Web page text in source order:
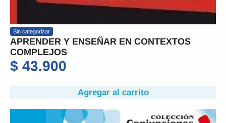
Sin categorizar
APRENDER Y ENSEÑAR EN CONTEXTOS
COMPLEJOS
$ 43.900
Agregar al carrito